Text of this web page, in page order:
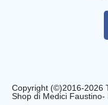
Copyright (©)2016-2026
Shop di Medici Faustino-